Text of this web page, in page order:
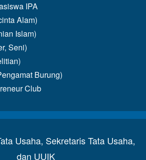
IPA
Alam)
Islam)
Seni)
Burung)
Club
Usaha, Sekretaris Tata Usaha,
dan UUIK